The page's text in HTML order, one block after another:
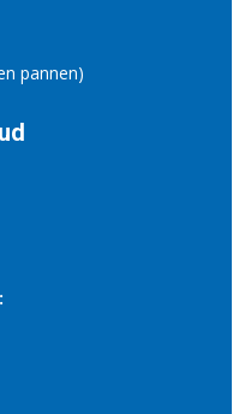
pannen)